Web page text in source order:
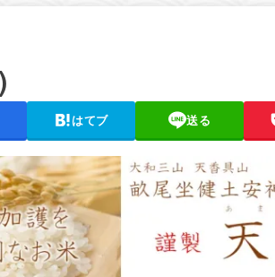
はてブ 送る